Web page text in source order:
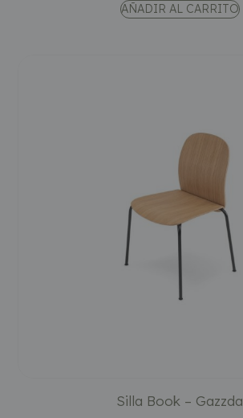
AÑADIR AL CARRITO
Silla Book – Gazzda